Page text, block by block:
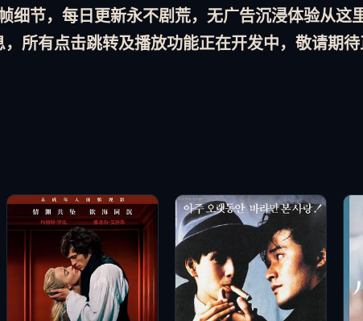
细节， 每日更新永不剧荒， 无广告沉浸体验从这
所有点击跳转及播放功能正在开发中，敬请期待